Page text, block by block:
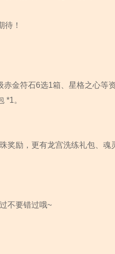
待！
金符石6选1箱、星格之心等
*1。
奖励，更有龙宫洗练礼包、
不要错过哦~